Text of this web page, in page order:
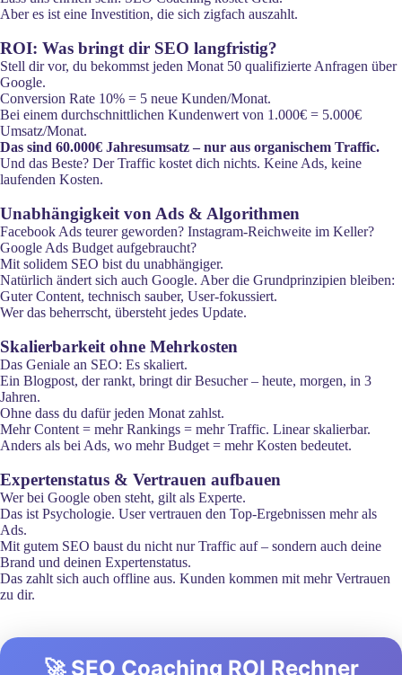
Aber es ist eine Investition, die sich zigfach auszahlt.
ROI: Was bringt dir SEO langfristig?
Stell dir vor, du bekommst jeden Monat 50 qualifizierte Anfragen über
Google.
Conversion Rate 10% = 5 neue Kunden/Monat.
Bei einem durchschnittlichen Kundenwert von 1.000€ = 5.000€
Umsatz/Monat.
Das sind 60.000€ Jahresumsatz – nur aus organischem Traffic.
Und das Beste? Der Traffic kostet dich nichts. Keine Ads, keine
laufenden Kosten.
Unabhängigkeit von Ads & Algorithmen
Facebook Ads teurer geworden? Instagram-Reichweite im Keller?
Google Ads Budget aufgebraucht?
Mit solidem SEO bist du unabhängiger.
Natürlich ändert sich auch Google. Aber die Grundprinzipien bleiben:
Guter Content, technisch sauber, User-fokussiert.
Wer das beherrscht, übersteht jedes Update.
Skalierbarkeit ohne Mehrkosten
Das Geniale an SEO: Es skaliert.
Ein Blogpost, der rankt, bringt dir Besucher – heute, morgen, in 3
Jahren.
Ohne dass du dafür jeden Monat zahlst.
Mehr Content = mehr Rankings = mehr Traffic. Linear skalierbar.
Anders als bei Ads, wo mehr Budget = mehr Kosten bedeutet.
Expertenstatus & Vertrauen aufbauen
Wer bei Google oben steht, gilt als Experte.
Das ist Psychologie. User vertrauen den Top-Ergebnissen mehr als
Ads.
Mit gutem SEO baust du nicht nur Traffic auf – sondern auch deine
Brand und deinen Expertenstatus.
Das zahlt sich auch offline aus. Kunden kommen mit mehr Vertrauen
zu dir.
🚀 SEO Coaching ROI Rechner